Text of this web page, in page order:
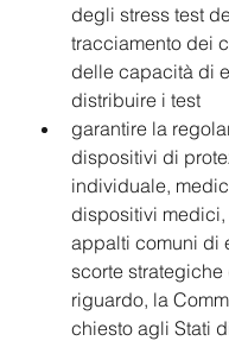
degli stress test
tracciamento dei
delle capacità di
distribuire i test
garantire la
dispositivi di
individuale,
dispositivi medici,
appalti comuni di
scorte
riguardo, la
chiesto agli Stati